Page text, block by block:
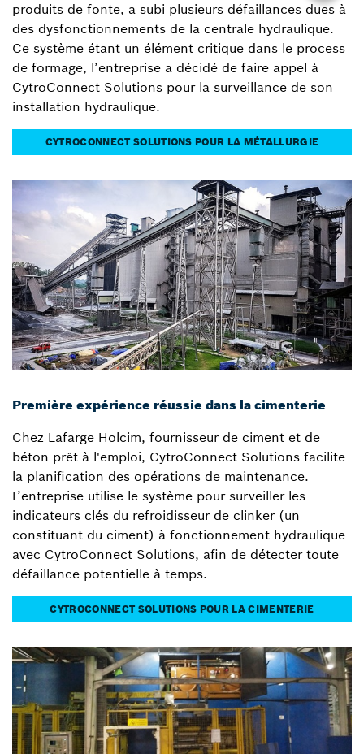
produits de fonte, a subi plusieurs défaillances dues à
des dysfonctionnements de la centrale hydraulique.
Ce système étant un élément critique dans le process
de formage, l’entreprise a décidé de faire appel à
CytroConnect Solutions pour la surveillance de son
installation hydraulique.
CYTROCONNECT SOLUTIONS POUR LA MÉTALLURGIE
Première expérience réussie dans la cimenterie
Chez Lafarge Holcim, fournisseur de ciment et de
béton prêt à l'emploi, CytroConnect Solutions facilite
la planification des opérations de maintenance.
L’entreprise utilise le système pour surveiller les
indicateurs clés du refroidisseur de clinker (un
constituant du ciment) à fonctionnement hydraulique
avec CytroConnect Solutions, afin de détecter toute
défaillance potentielle à temps.
CYTROCONNECT SOLUTIONS POUR LA CIMENTERIE